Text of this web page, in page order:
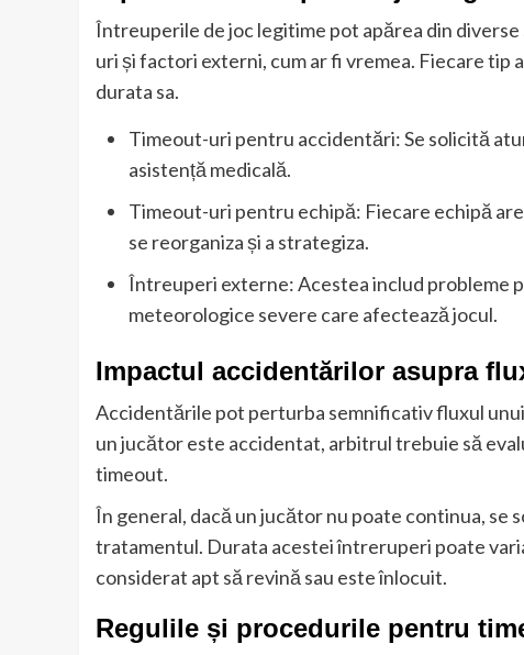
Întreuperile de joc legitime pot apărea din
uri și factori externi, cum ar fi vremea. Fiecare
durata sa.
Timeout-uri pentru accidentări: Se solicită
asistență medicală.
Timeout-uri pentru echipă: Fiecare echipă
se reorganiza și a strategiza.
Întreuperi externe: Acestea includ probleme
meteorologice severe care afectează jocul.
Impactul accidentărilor asupra
Accidentările pot perturba semnificativ fluxul
un jucător este accidentat, arbitrul trebuie să
timeout.
În general, dacă un jucător nu poate continua, se
tratamentul. Durata acestei întreruperi poate
considerat apt să revină sau este înlocuit.
Regulile și procedurile pentru